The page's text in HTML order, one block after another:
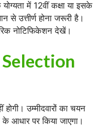
योग्यता में 12वीं कक्षा या इसके
से उत्तीर्ण होना जरूरी है।
नोटिफिकेशन देखें।
Selection
होगी। उम्मीदवारों का चयन
आधार पर किया जाएगा।